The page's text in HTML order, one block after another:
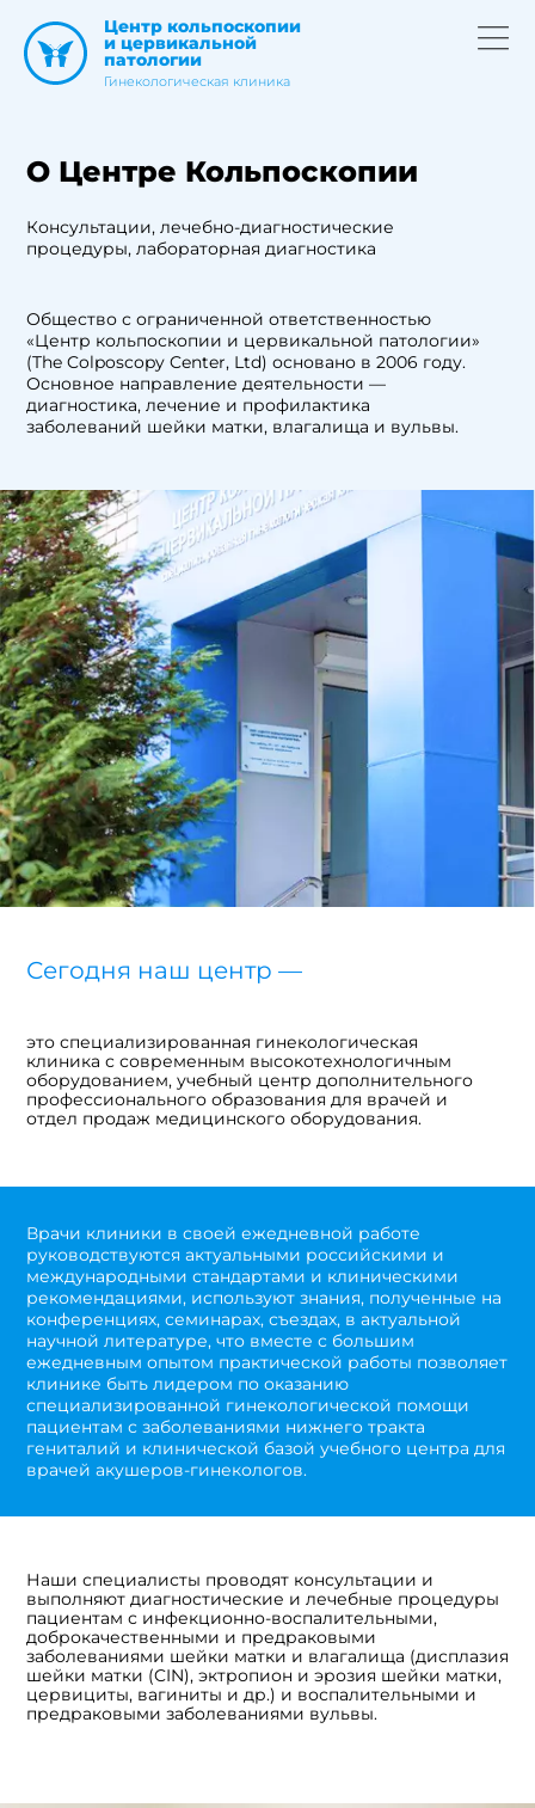
Центр кольпоскопии
и цервикальной
патологии
Гинекологическая клиника
О Центре Кольпоскопии
Консультации, лечебно-диагностические
процедуры, лабораторная диагностика
Общество с ограниченной ответственностью
«Центр кольпоскопии и цервикальной патологии»
(The Colposcopy Center, Ltd) основано в 2006 году.
Основное направление деятельности —
диагностика, лечение и профилактика
заболеваний шейки матки, влагалища и вульвы.
Сегодня наш центр —
это специализированная гинекологическая
клиника с современным высокотехнологичным
оборудованием, учебный центр дополнительного
профессионального образования для врачей и
отдел продаж медицинского оборудования.
Врачи клиники в своей ежедневной работе
руководствуются актуальными российскими и
международными стандартами и клиническими
рекомендациями, используют знания, полученные на
конференциях, семинарах, съездах, в актуальной
научной литературе, что вместе с большим
ежедневным опытом практической работы позволяет
клинике быть лидером по оказанию
специализированной гинекологической помощи
пациентам с заболеваниями нижнего тракта
гениталий и клинической базой учебного центра для
врачей акушеров-гинекологов.
Наши специалисты проводят консультации и
выполняют диагностические и лечебные процедуры
пациентам с инфекционно-воспалительными,
доброкачественными и предраковыми
заболеваниями шейки матки и влагалища (дисплазия
шейки матки (CIN), эктропион и эрозия шейки матки,
цервициты, вагиниты и др.) и воспалительными и
предраковыми заболеваниями вульвы.